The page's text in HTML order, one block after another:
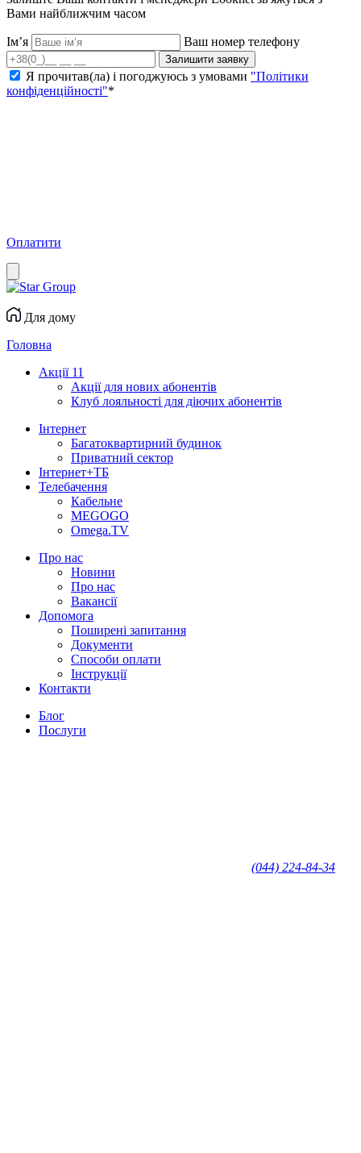
Вами найближчим часом
Ім’я Ваш номер телефону
Залишити заявку
Я прочитав(ла) і погоджуюсь з умовами "Політики
конфіденційності"*
Оплатити
Для дому
Головна
Акції 11
Акції для нових абонентів
Клуб лояльності для діючих абонентів
Інтернет
Багатоквартирний будинок
Приватний сектор
Інтернет+ТБ
Телебачення
Кабельне
MEGOGO
Omega.TV
Про нас
Новини
Про нас
Вакансії
Допомога
Поширені запитання
Документи
Способи оплати
Інструкції
Контакти
Блог
Послуги
(044) 224-84-34